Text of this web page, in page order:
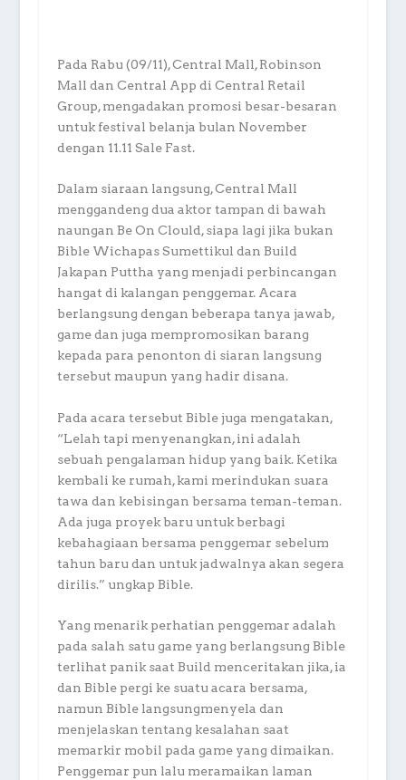
Pada Rabu (09/11), Central Mall, Robinson
Mall dan Central App di Central Retail
Group, mengadakan promosi besar-besaran
untuk festival belanja bulan November
dengan 11.11 Sale Fast.
Dalam siaraan langsung, Central Mall
menggandeng dua aktor tampan di bawah
naungan Be On Clould, siapa lagi jika bukan
Bible Wichapas Sumettikul dan Build
Jakapan Puttha yang menjadi perbincangan
hangat di kalangan penggemar. Acara
berlangsung dengan beberapa tanya jawab,
game dan juga mempromosikan barang
kepada para penonton di siaran langsung
tersebut maupun yang hadir disana.
Pada acara tersebut Bible juga mengatakan,
“Lelah tapi menyenangkan, ini adalah
sebuah pengalaman hidup yang baik. Ketika
kembali ke rumah, kami merindukan suara
tawa dan kebisingan bersama teman-teman.
Ada juga proyek baru untuk berbagi
kebahagiaan bersama penggemar sebelum
tahun baru dan untuk jadwalnya akan segera
dirilis.” ungkap Bible.
Yang menarik perhatian penggemar adalah
pada salah satu game yang berlangsung Bible
terlihat panik saat Build menceritakan jika, ia
dan Bible pergi ke suatu acara bersama,
namun Bible langsungmenyela dan
menjelaskan tentang kesalahan saat
memarkir mobil pada game yang dimaikan.
Penggemar pun lalu meramaikan laman